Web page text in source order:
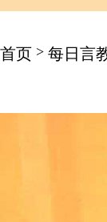
首页 > 每日言